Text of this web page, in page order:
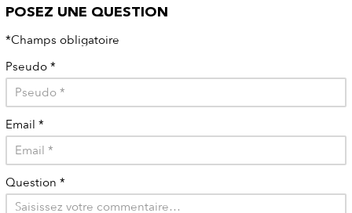
POSEZ UNE QUESTION
*Champs obligatoire
Pseudo *
Email *
Question *